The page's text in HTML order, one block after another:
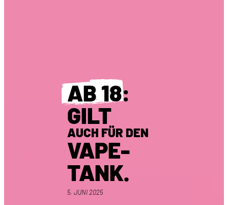
AB 18:
GILT
AUCH FÜR DEN
VAPE-
TANK.
5. JUNI 2025